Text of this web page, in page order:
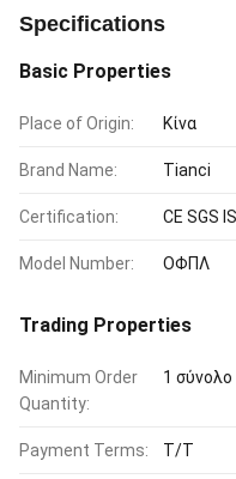
Specifications
Basic Properties
Place of Origin: Κίνα
Brand Name: Tianci
Certification: CE SGS
Model Number: ΟΦΠΛ
Trading Properties
Minimum Order
Quantity:
1 σύνολο
Payment Terms: Τ/Τ